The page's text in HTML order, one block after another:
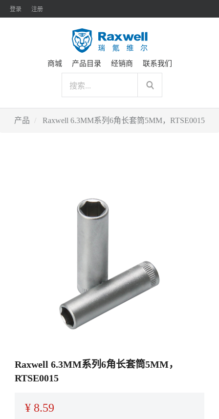
登录 注册
商城 产品目录 经销商 联系我们
产品 Raxwell 6.3MM系列6角长套筒5MM，RTSE0015
Raxwell 6.3MM系列6角长套筒5MM，
RTSE0015
¥ 8.59